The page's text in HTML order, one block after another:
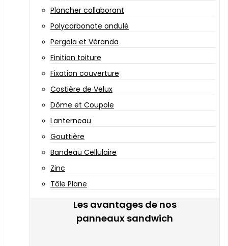
Plancher collaborant
Polycarbonate ondulé
Pergola et Véranda
Finition toiture
Fixation couverture
Costière de Velux
Dôme et Coupole
Lanterneau
Gouttière
Bandeau Cellulaire
Zinc
Tôle Plane
Les avantages de nos
panneaux sandwich